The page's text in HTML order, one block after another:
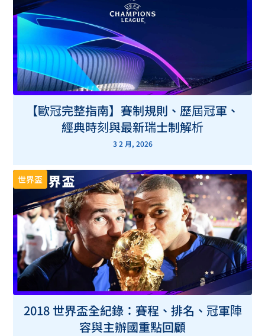
【歐冠完整指南】賽制規則、歷屆冠軍、
經典時刻與最新瑞士制解析
3 2 月, 2026
世界盃
2018 世界盃全紀錄：賽程、排名、冠軍陣
容與主辦國重點回顧